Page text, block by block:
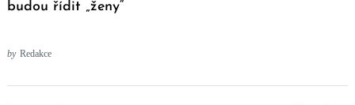
budou řídit „ženy“
by Redakce